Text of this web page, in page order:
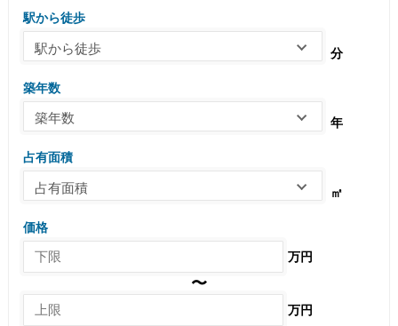
駅から徒歩
駅から徒歩 分
築年数
築年数 年
占有面積
占有面積 ㎡
価格
万円
〜
万円